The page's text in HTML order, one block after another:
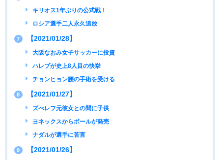
キリオス1年ぶりの公式戦！
ロシア選手二人永久追放
7 【2021/01/28】
大阪なおみ女子サッカーに投資
ハレプが史上8人目の快挙
チョンヒョン腰の手術を受ける
8 【2021/01/27】
ズべレフ元彼女との間に子供
ヨネックスからボールが発売
ナダルが選手に苦言
9 【2021/01/26】